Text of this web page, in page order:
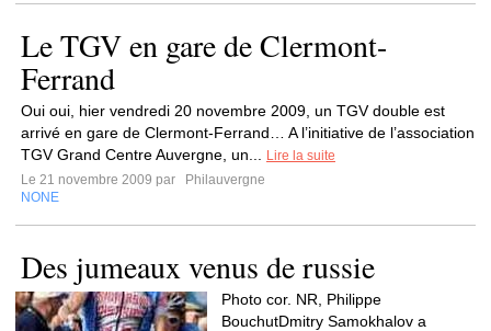
Le TGV en gare de Clermont-
Ferrand
Oui oui, hier vendredi 20 novembre 2009, un TGV double est
arrivé en gare de Clermont-Ferrand… A l’initiative de l’association
TGV Grand Centre Auvergne, un...
Lire la suite
Le 21 novembre 2009 par
Philauvergne
NONE
Des jumeaux venus de russie
Photo cor. NR, Philippe
BouchutDmitry Samokhalov a